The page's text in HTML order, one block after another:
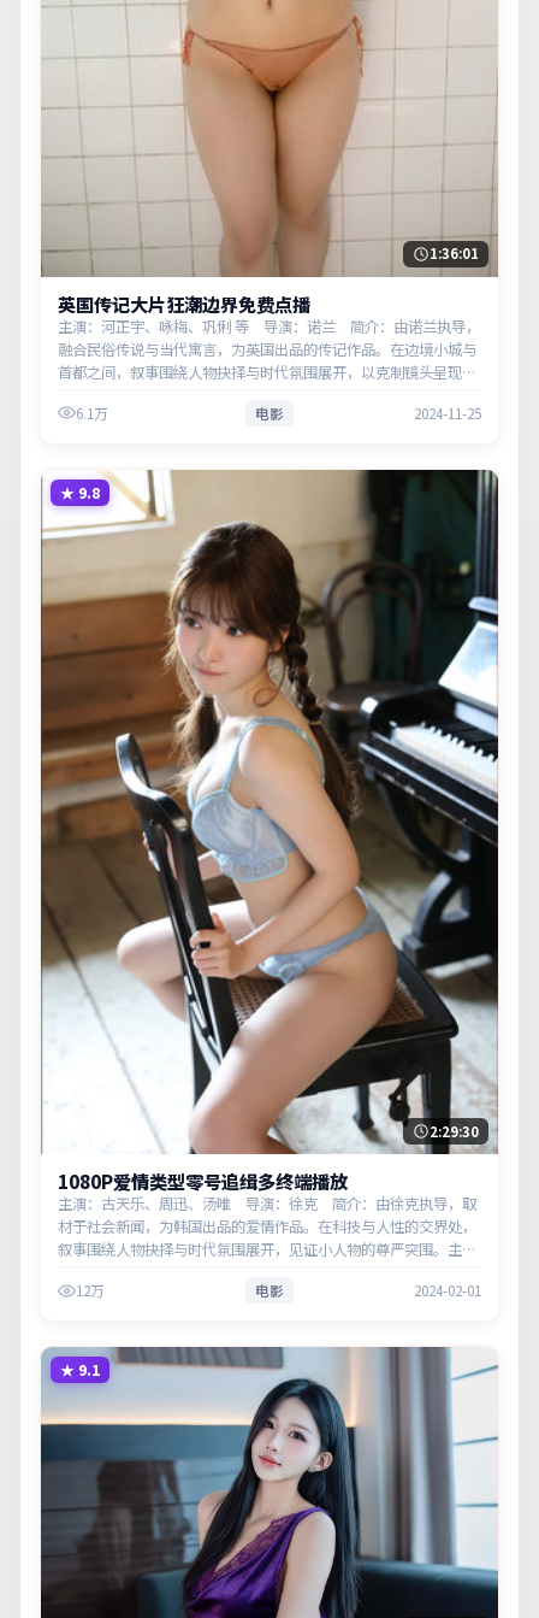
1:36:01
英国传记大片狂潮边界免费点播
主演：河正宇、咏梅、巩俐 等 导演：诺兰 简介：由诺兰执导，
融合民俗传说与当代寓言，为英国出品的传记作品。在边境小城与
首都之间，叙事围绕人物抉择与时代氛围展开，以克制镜头呈现群
6.1万 电影 2024-11-25
★ 9.8
2:29:30
1080P爱情类型零号追缉多终端播放
主演：古天乐、周迅、汤唯 导演：徐克 简介：由徐克执导，取
材于社会新闻，为韩国出品的爱情作品。在科技与人性的交界处，
叙事围绕人物抉择与时代氛围展开，见证小人物的尊严突围。主演
12万 电影 2024-02-01
★ 9.1